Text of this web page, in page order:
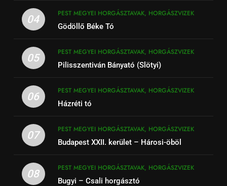
04
PEST MEGYEI HORGÁSZTAVAK, HORGÁSZVIZEK
Gödöllő Béke Tó
05
PEST MEGYEI HORGÁSZTAVAK, HORGÁSZVIZEK
Pilisszentiván Bányató (Slötyi)
06
PEST MEGYEI HORGÁSZTAVAK, HORGÁSZVIZEK
Házréti tó
07
PEST MEGYEI HORGÁSZTAVAK, HORGÁSZVIZEK
Budapest XXII. kerület – Hárosi-öböl
08
PEST MEGYEI HORGÁSZTAVAK, HORGÁSZVIZEK
Bugyi – Csali horgásztó